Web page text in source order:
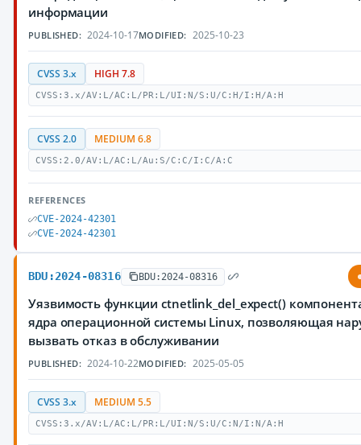
информации
PUBLISHED: 2024-10-17MODIFIED: 2025-10-23
CVSS 3.x HIGH 7.8
CVSS:3.x/AV:L/AC:L/PR:L/UI:N/S:U/C:H/I:H/A:H
CVSS 2.0 MEDIUM 6.8
CVSS:2.0/AV:L/AC:L/Au:S/C:C/I:C/A:C
REFERENCES
CVE-2024-42301
CVE-2024-42301
BDU:2024-08316 BDU:2024-08316
Уязвимость функции ctnetlink_del_expect()
ядра операционной системы Linux, позволяющая
вызвать отказ в обслуживании
PUBLISHED: 2024-10-22MODIFIED: 2025-05-05
CVSS 3.x MEDIUM 5.5
CVSS:3.x/AV:L/AC:L/PR:L/UI:N/S:U/C:N/I:N/A:H